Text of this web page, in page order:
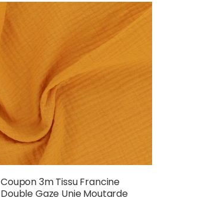
Coupon 3m Tissu Francine
Double Gaze Unie Moutarde